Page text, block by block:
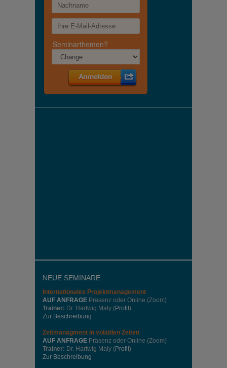
NEUE SEMINARE
Internationales Projektmanagement
AUF ANFRAGE Präsenz oder Online (Zoom)
Trainer: Dr. Hartwig Maly (Profil )
Zur Beschreibung
Zeitmanagment in volatilen Zeiten
AUF ANFRAGE Präsenz oder Online (Zoom)
Trainer: Dr. Hartwig Maly (Profil )
Zur Beschreibung